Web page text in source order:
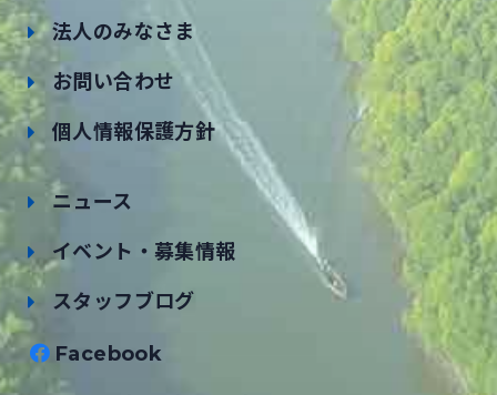
法人のみなさま
お問い合わせ
個人情報保護方針
ニュース
イベント・募集情報
スタッフブログ
Facebook